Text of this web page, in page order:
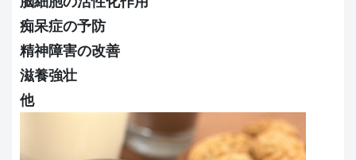
痴呆症の予防
精神障害の改善
滋養強壮
他